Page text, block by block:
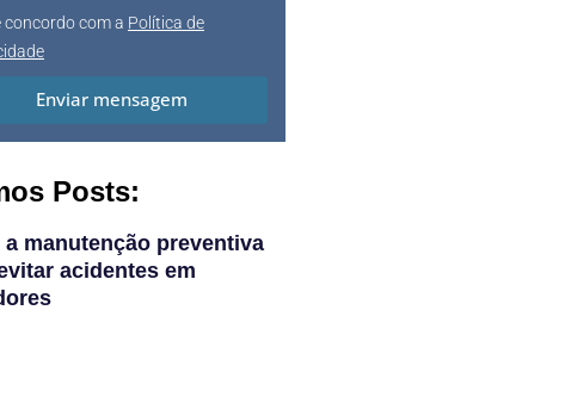
concordo com a Política de
Enviar mensagem
Posts:
a manutenção preventiva
acidentes em